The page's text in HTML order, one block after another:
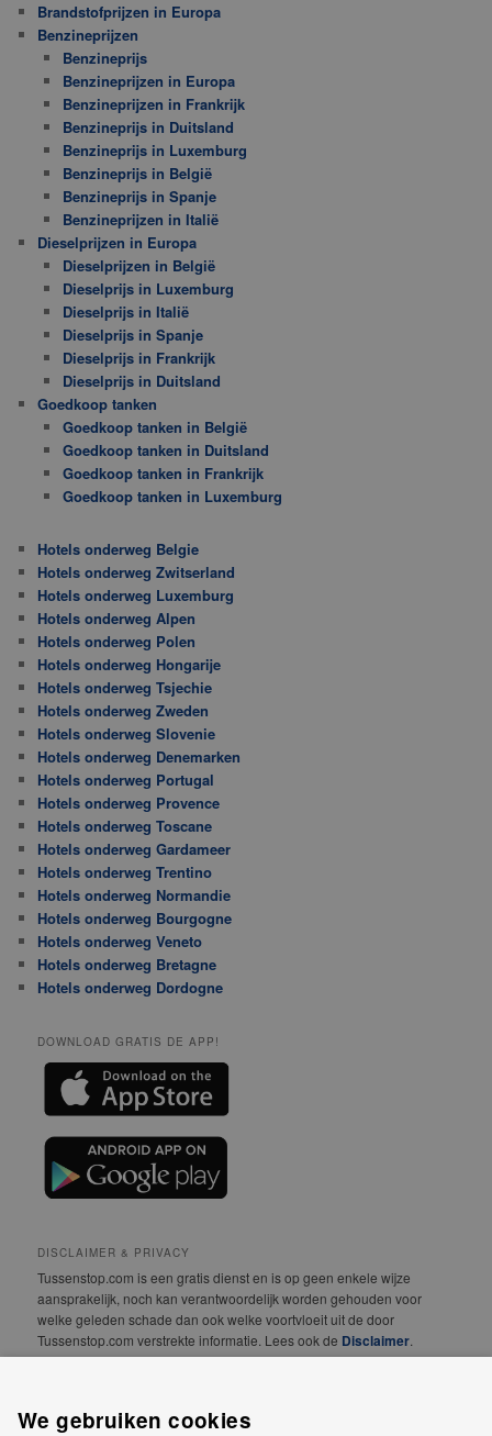
Brandstofprijzen in Europa
Benzineprijzen
Benzineprijs
Benzineprijzen in Europa
Benzineprijzen in Frankrijk
Benzineprijs in Duitsland
Benzineprijs in Luxemburg
Benzineprijs in België
Benzineprijs in Spanje
Benzineprijzen in Italië
Dieselprijzen in Europa
Dieselprijzen in België
Dieselprijs in Luxemburg
Dieselprijs in Italië
Dieselprijs in Spanje
Dieselprijs in Frankrijk
Dieselprijs in Duitsland
Goedkoop tanken
Goedkoop tanken in België
Goedkoop tanken in Duitsland
Goedkoop tanken in Frankrijk
Goedkoop tanken in Luxemburg
Hotels onderweg Belgie
Hotels onderweg Zwitserland
Hotels onderweg Luxemburg
Hotels onderweg Alpen
Hotels onderweg Polen
Hotels onderweg Hongarije
Hotels onderweg Tsjechie
Hotels onderweg Zweden
Hotels onderweg Slovenie
Hotels onderweg Denemarken
Hotels onderweg Portugal
Hotels onderweg Provence
Hotels onderweg Toscane
Hotels onderweg Gardameer
Hotels onderweg Trentino
Hotels onderweg Normandie
Hotels onderweg Bourgogne
Hotels onderweg Veneto
Hotels onderweg Bretagne
Hotels onderweg Dordogne
DOWNLOAD GRATIS DE APP!
DISCLAIMER & PRIVACY
Tussenstop.com is een gratis dienst en is op geen enkele wijze
aansprakelijk, noch kan verantwoordelijk worden gehouden voor
welke geleden schade dan ook welke voortvloeit uit de door
Tussenstop.com verstrekte informatie. Lees ook de Disclaimer
We gebruiken cookies